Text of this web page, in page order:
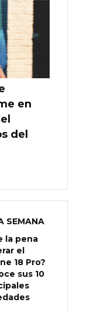
en
del
SEMANA
la pena
el
18 Pro?
sus 10